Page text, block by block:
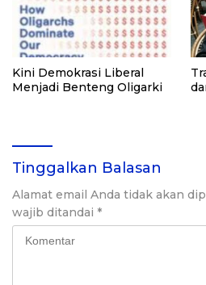
Kini Demokrasi Liberal
Menjadi Benteng Oligarki
Tinggalkan Balasan
Alamat email Anda tidak akan
wajib ditandai *